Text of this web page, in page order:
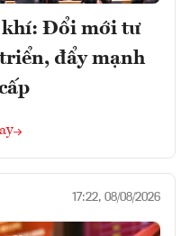
khí: Đổi mới tư
đẩy mạnh
17:22, 08/08/2026